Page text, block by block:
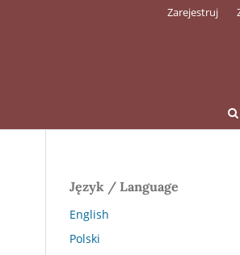
Zarejestruj
Język / Language
English
Polski